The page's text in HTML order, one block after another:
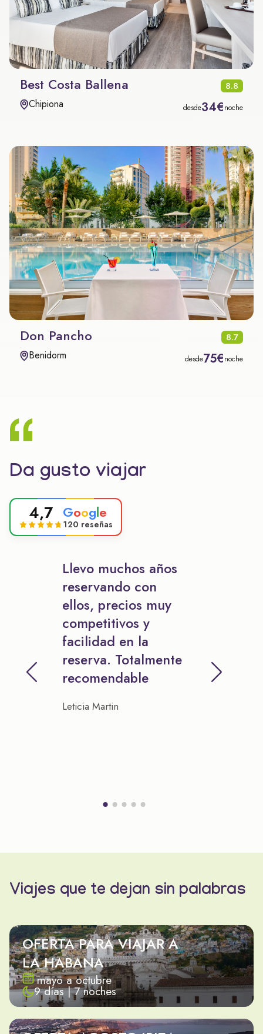
Best Costa Ballena 8.8
Chipiona desde34€noche
Don Pancho 8.7
Benidorm desde75€noche
Da gusto viajar
4,7 Google
120 reseñas
Llevo muchos años
reservando con
ellos, precios muy
competitivos y
facilidad en la
reserva. Totalmente
recomendable
Leticia Martin
Viajes que te dejan sin palabras
OFERTA PARA VIAJAR A
LA HABANA
mayo a octubre
9 días | 7 noches